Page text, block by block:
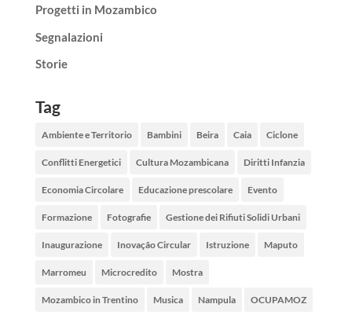
Progetti in Mozambico
Segnalazioni
Storie
Tag
Ambiente e Territorio Bambini Beira Caia Ciclone
Conflitti Energetici Cultura Mozambicana Diritti Infanzia
Economia Circolare Educazione prescolare Evento
Formazione Fotografie Gestione dei Rifiuti Solidi Urbani
Inaugurazione Inovação Circular Istruzione Maputo
Marromeu Microcredito Mostra
Mozambico in Trentino Musica Nampula OCUPAMOZ